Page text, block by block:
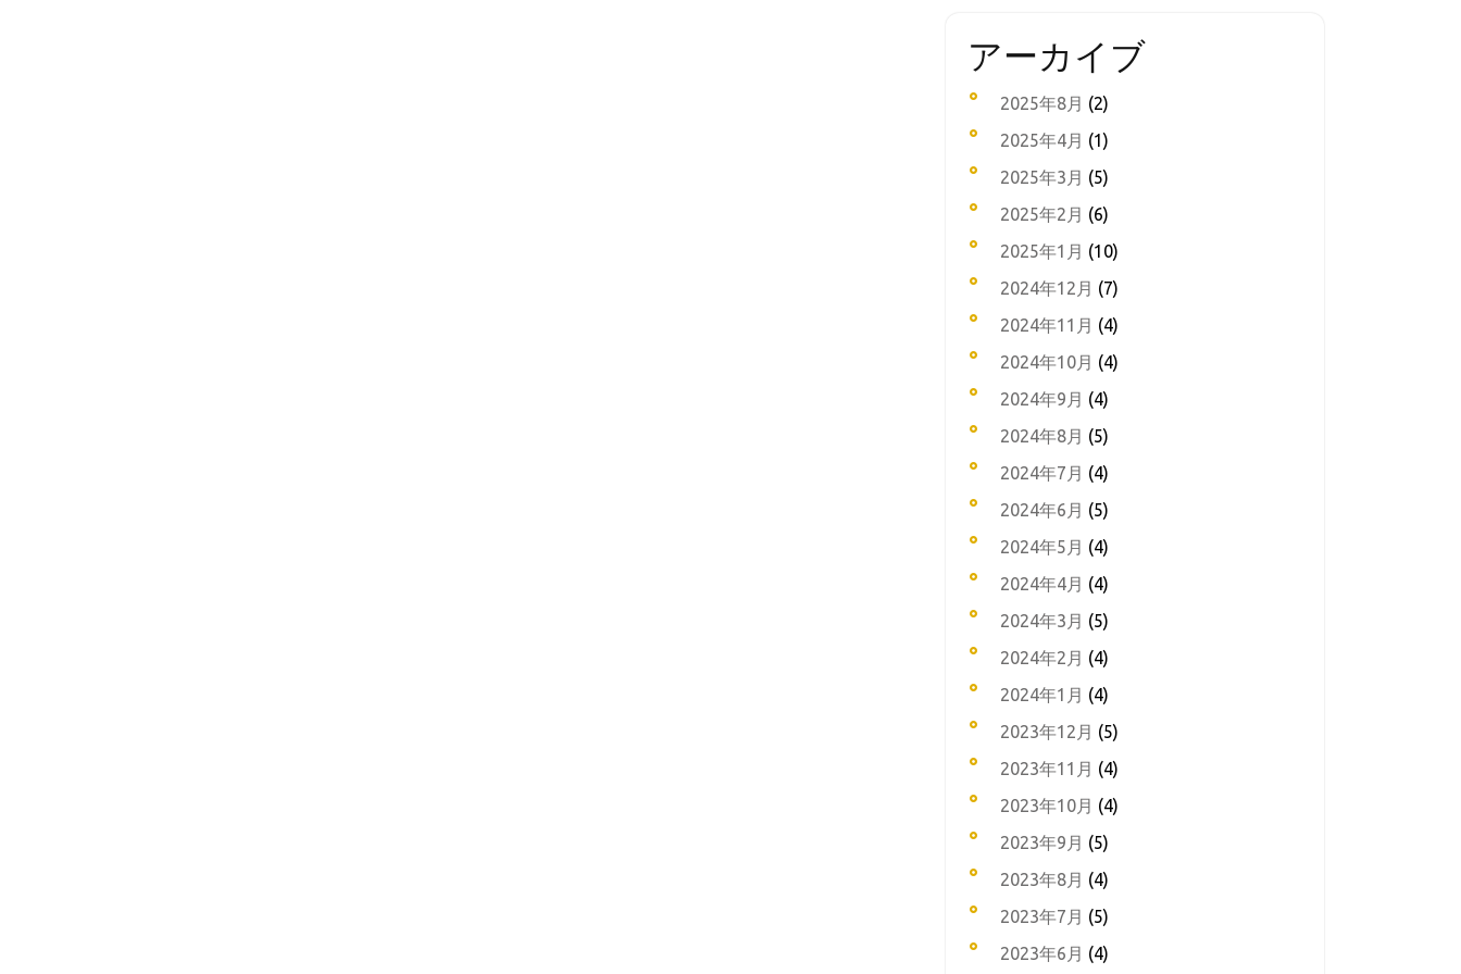
アーカイブ
2025年8月 (2)
2025年4月 (1)
2025年3月 (5)
2025年2月 (6)
2025年1月 (10)
2024年12月 (7)
2024年11月 (4)
2024年10月 (4)
2024年9月 (4)
2024年8月 (5)
2024年7月 (4)
2024年6月 (5)
2024年5月 (4)
2024年4月 (4)
2024年3月 (5)
2024年2月 (4)
2024年1月 (4)
2023年12月 (5)
2023年11月 (4)
2023年10月 (4)
2023年9月 (5)
2023年8月 (4)
2023年7月 (5)
2023年6月 (4)